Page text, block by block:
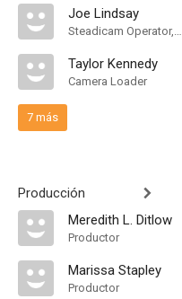
Joe Lindsay
Steadicam Operator, "A" Camera Operator
Taylor Kennedy
Camera Loader
7 más
Producción
Meredith L. Ditlow
Productor
Marissa Stapley
Productor